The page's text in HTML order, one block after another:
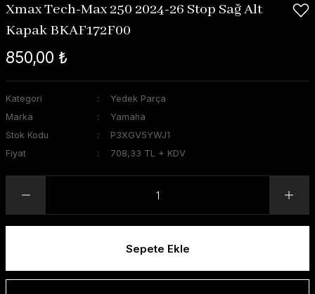
Xmax Tech-Max 250 2024-26 Stop Sağ Alt
Kapak BKAF172F00
850,00 ₺
Kategori
Yedek Parça
Marka
Yamaha
Stok Kodu
P3XGV5YWJ1
Fiyat
708,33 TL + KDV
Sepete Ekle